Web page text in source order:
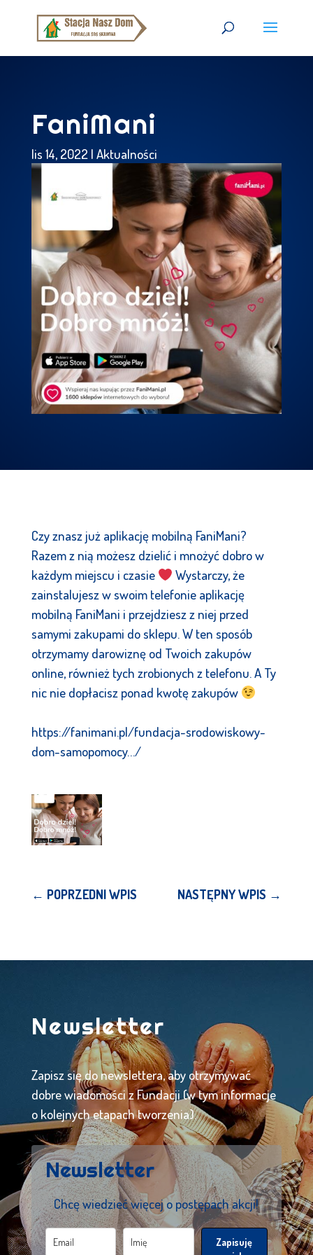
FaniMani
lis 14, 2022| Aktualności
Czy znasz już aplikację mobilną FaniMani?
Razem z nią możesz dzielić i mnożyć dobro w
każdym miejscu i czasie
Wystarczy, że
zainstalujesz w swoim telefonie aplikację
mobilną FaniMani i przejdziesz z niej przed
samymi zakupami do sklepu. W ten sposób
otrzymamy darowiznę od Twoich zakupów
online, również tych zrobionych z telefonu. A Ty
nic nie dopłacisz ponad kwotę zakupów
https://fanimani.pl/fundacja-srodowiskowy-
dom-samopomocy…/
← POPRZEDNI WPIS NASTĘPNY WPIS →
Newsletter
Zapisz się do newslettera, aby otrzymywać
dobre wiadomości z Fundacji (w tym informacje
o kolejnych etapach tworzenia).
Newsletter
Chcę wiedzieć więcej o postępach akcji!
Zapisuję